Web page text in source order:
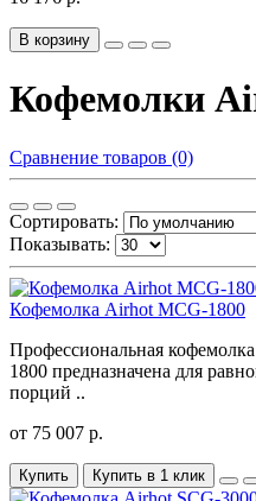
В корзину
Кофемолки
Сравнение товаров (0)
Сортировать:
Показывать:
Кофемолка Airhot MCG-1800
Профессиональная
1800 предназначена для
порций ..
от 75 007 р.
Купить Купить в 1 клик